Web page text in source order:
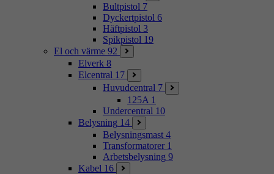
Bultpistol 7
Dyckertpistol 6
Häftpistol 3
Spikpistol 19
El och värme 92
Elverk 8
Elcentral 17
Huvudcentral 7
125A 1
Undercentral 10
Belysning 14
Belysningsmast 4
Transformatorer 1
Arbetsbelysning 9
Kabel 16